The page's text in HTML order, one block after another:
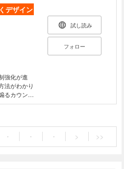
デザイン
強化が進
るカウント
たユーザー
、企業やデ
とめて解説
試し読み
フォロー
・ ・ ・ > >>